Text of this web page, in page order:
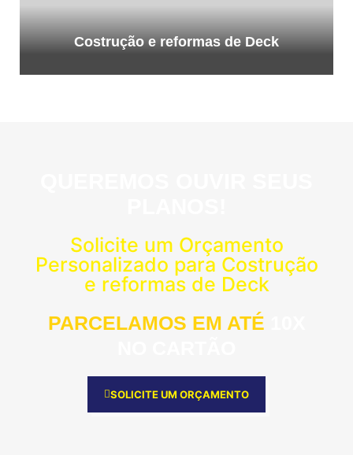
Costrução e reformas de Deck
Solicite um Orçamento
Personalizado para Costrução
e reformas de Deck
PARCELAMOS EM ATÉ
SOLICITE UM ORÇAMENTO